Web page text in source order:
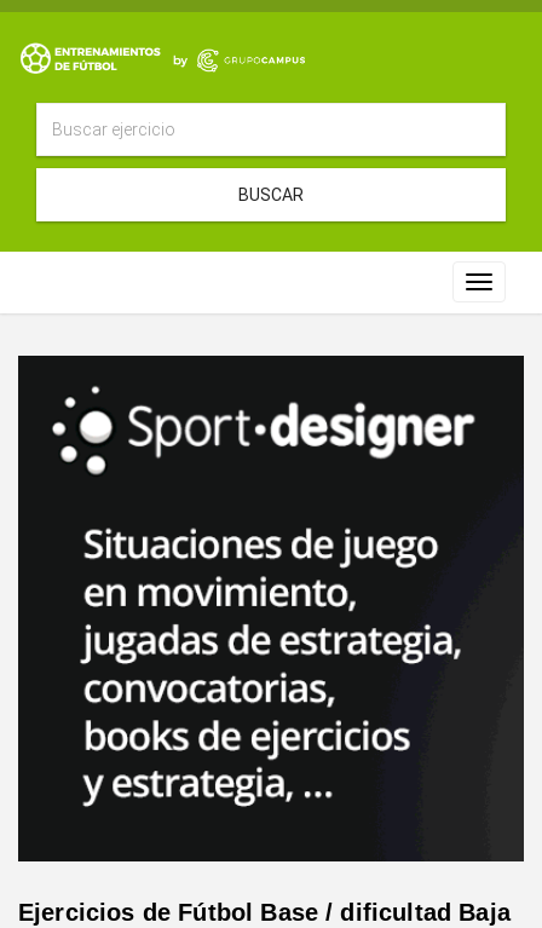
BUSCAR
Toggle
Ejercicios de Fútbol Base / dificultad Baja